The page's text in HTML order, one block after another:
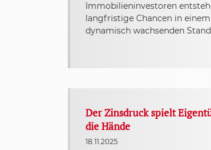
Immobilieninvestoren
langfristige Chancen in einem
dynamisch wachsenden
Der Zinsdruck spielt
die Hände
18.11.2025